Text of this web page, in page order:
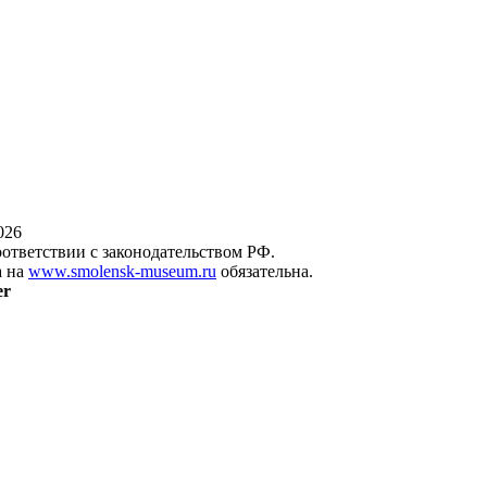
с законодательством РФ.
на www.smolensk-museum.ru обязательна.